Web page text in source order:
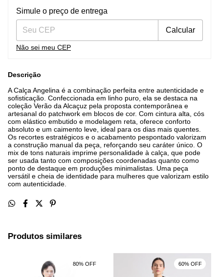
Entregas para o CEP:
Simule o preço de entrega
Calcular
Não sei meu CEP
Descrição
A Calça Angelina é a combinação perfeita entre autenticidade e
sofisticação. Confeccionada em linho puro, ela se destaca na
coleção Verão da Alcaçuz pela proposta contemporânea e
artesanal do patchwork em blocos de cor. Com cintura alta, cós
com elástico embutido e modelagem reta, oferece conforto
absoluto e um caimento leve, ideal para os dias mais quentes.
Os recortes estratégicos e o acabamento pespontado valorizam
a construção manual da peça, reforçando seu caráter único. O
mix de tons naturais imprime personalidade à calça, que pode
ser usada tanto com composições coordenadas quanto como
ponto de destaque em produções minimalistas. Uma peça
versátil e cheia de identidade para mulheres que valorizam estilo
com autenticidade.
Produtos similares
80% OFF 60% OFF